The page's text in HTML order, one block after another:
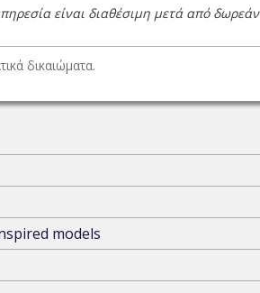
είναι διαθέσιμη μετά από δωρεάν
δικαιώματα.
models